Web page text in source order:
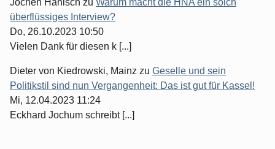
Jochen Hanisch zu Warum macht die HNA ein solch
überflüssiges Interview?
Do, 26.10.2023 10:50
Vielen Dank für diesen k [...]
Dieter von Kiedrowski, Mainz zu Geselle und sein
Politikstil sind nun Vergangenheit: Das ist gut für Kassel!
Mi, 12.04.2023 11:24
Eckhard Jochum schreibt [...]